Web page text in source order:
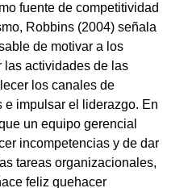
fuente de competitividad
Robbins (2004) señala
de motivar a los
las actividades de las
los canales de
impulsar el liderazgo. En
un equipo gerencial
incompetencias y de dar
tareas organizacionales,
feliz quehacer